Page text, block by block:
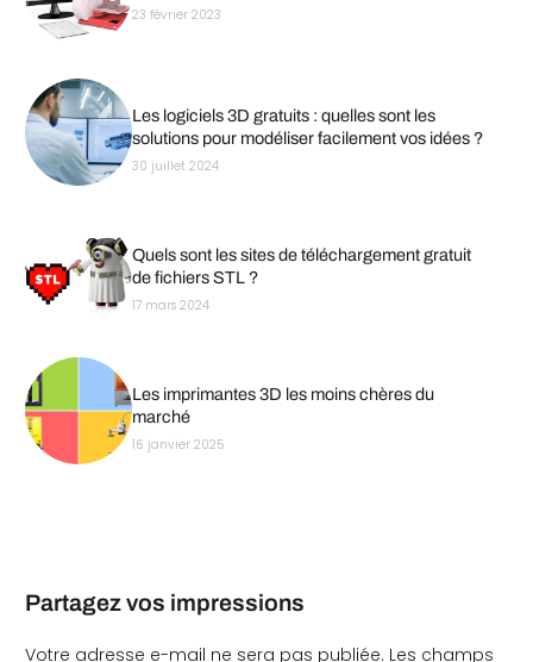
23 février 2023
Les logiciels 3D gratuits : quelles sont les
solutions pour modéliser facilement vos idées ?
30 juillet 2024
Quels sont les sites de téléchargement gratuit
de fichiers STL ?
17 mars 2024
Les imprimantes 3D les moins chères du
marché
16 janvier 2025
Partagez vos impressions
Votre adresse e-mail ne sera pas publiée. Les champs